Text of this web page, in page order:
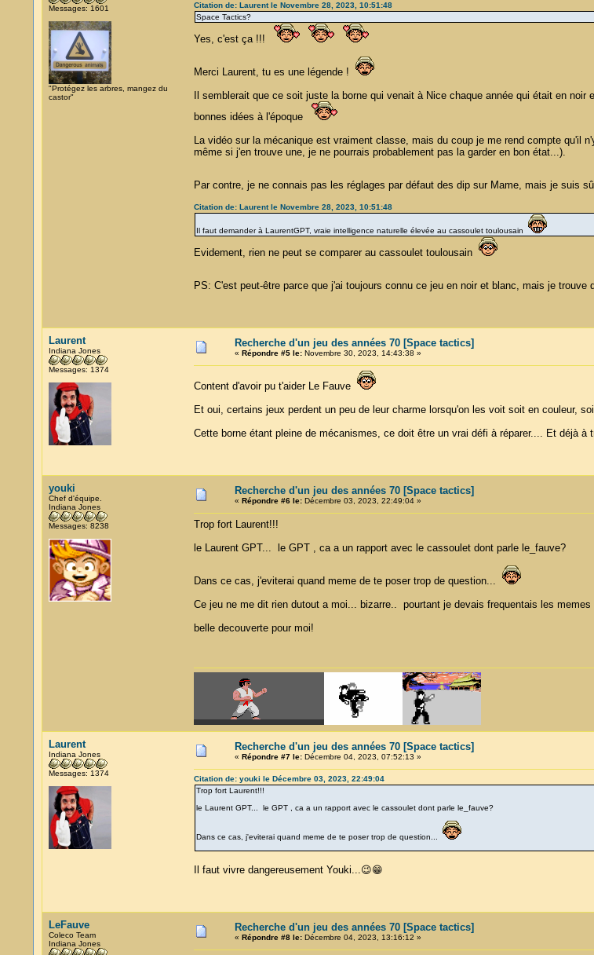
Messages: 1601
"Protégez les arbres, mangez du
castor"
Citation de: Laurent le Novembre 28, 2023, 10:51:48
Space Tactics?
Yes, c'est ça !!!
Merci Laurent, tu es une légende !
Il semblerait que ce soit juste la borne qui venait à Nice chaque année qui était en
bonnes idées à l'époque
La vidéo sur la mécanique est vraiment classe, mais du coup je me rend compte qu'il
même si j'en trouve une, je ne pourrais probablement pas la garder en bon état...).
Par contre, je ne connais pas les réglages par défaut des dip sur Mame, mais je suis
Citation de: Laurent le Novembre 28, 2023, 10:51:48
Il faut demander à LaurentGPT, vraie intelligence naturelle élevée au cassoulet toulousain
Evidement, rien ne peut se comparer au cassoulet toulousain
PS: C'est peut-être parce que j'ai toujours connu ce jeu en noir et blanc, mais je trouve
Laurent
Indiana Jones
Messages: 1374
Recherche d'un jeu des années 70 [Space tactics]
« Répondre #5 le:Novembre 30, 2023, 14:43:38 »
Content d'avoir pu t'aider Le Fauve
Et oui, certains jeux perdent un peu de leur charme lorsqu'on les voit soit en couleur,
Cette borne étant pleine de mécanismes, ce doit être un vrai défi à réparer.... Et déjà à
youki
Chef d'équipe.
Indiana Jones
Messages: 8238
Recherche d'un jeu des années 70 [Space tactics]
« Répondre #6 le:Décembre 03, 2023, 22:49:04 »
Trop fort Laurent!!!
le Laurent GPT... le GPT , ca a un rapport avec le cassoulet dont parle le_fauve?
Dans ce cas, j'eviterai quand meme de te poser trop de question...
Ce jeu ne me dit rien dutout a moi... bizarre.. pourtant je devais frequentais les
belle decouverte pour moi!
Laurent
Indiana Jones
Messages: 1374
Recherche d'un jeu des années 70 [Space tactics]
« Répondre #7 le:Décembre 04, 2023, 07:52:13 »
Citation de: youki le Décembre 03, 2023, 22:49:04
Trop fort Laurent!!!
le Laurent GPT... le GPT , ca a un rapport avec le cassoulet dont parle le_fauve?
Dans ce cas, j'eviterai quand meme de te poser trop de question...
Il faut vivre dangereusement Youki...😉😁
LeFauve
Coleco Team
Indiana Jones
Recherche d'un jeu des années 70 [Space tactics]
« Répondre #8 le:Décembre 04, 2023, 13:16:12 »